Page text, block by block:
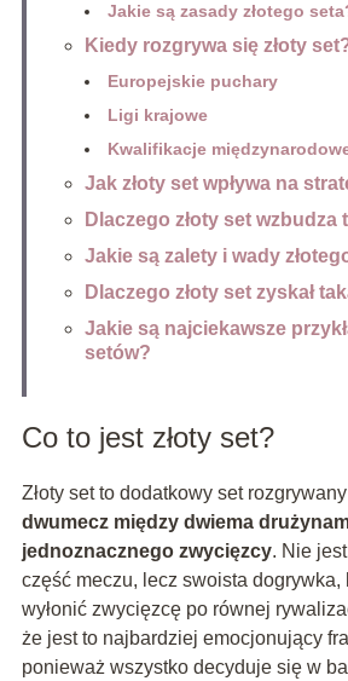
Jakie są zasady złotego
Kiedy rozgrywa się złoty
Europejskie puchary
Ligi krajowe
Kwalifikacje
Jak złoty set wpływa na
Dlaczego złoty set wzbudza
Jakie są zalety i wady
Dlaczego złoty set zyskał
Jakie są najciekawsze
setów?
Co to jest złoty set?
Złoty set to dodatkowy set
dwumecz między dwiema
jednoznacznego zwycięzcy. Nie
część meczu, lecz swoista dogrywka,
wyłonić zwycięzcę po równej
że jest to najbardziej emocjonujący
ponieważ wszystko decyduje się w